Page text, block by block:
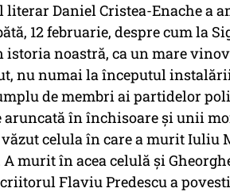
literar Daniel Cristea-Enache a
12 februarie, despre cum la
istoria noastră, ca un mare
nu numai la începutul
de membri ai partidelor
aruncată în închisoare și unii
celula în care a murit Iuliu
A murit în acea celulă și
Flaviu Predescu a